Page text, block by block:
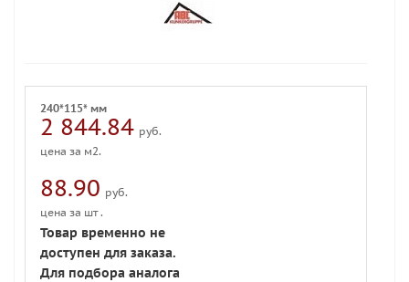
240*115* мм
2 844.84 руб.
цена за м2.
88.90 руб.
цена за шт .
Товар временно не
доступен для заказа.
Для подбора аналога